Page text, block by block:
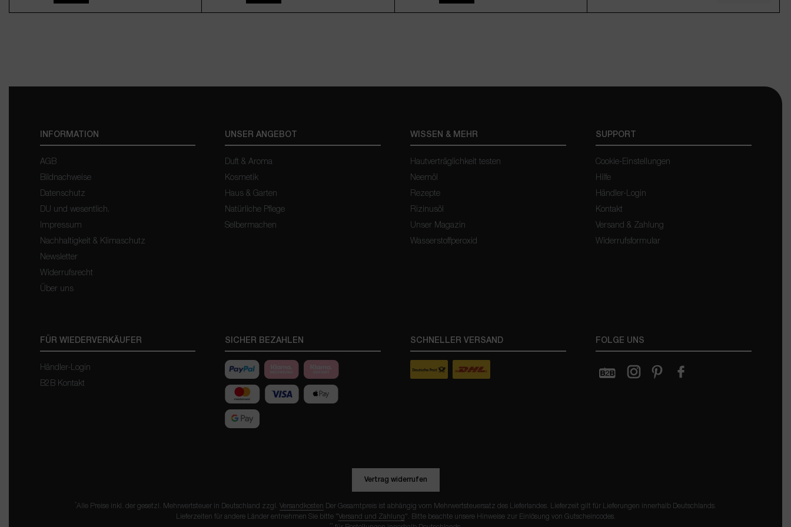
INFORMATION
AGB
Bildnachweise
Datenschutz
DU und wesentlich.
Impressum
Nachhaltigkeit & Klimaschutz
Newsletter
Widerrufsrecht
Über uns
UNSER ANGEBOT
Duft & Aroma
Kosmetik
Haus & Garten
Natürliche Pflege
Selbermachen
WISSEN & MEHR
Hautverträglichkeit testen
Neemöl
Rezepte
Rizinusöl
Unser Magazin
Wasserstoffperoxid
SUPPORT
Cookie-Einstellungen
Hilfe
Händler-Login
Kontakt
Versand & Zahlung
Widerrufsformular
FÜR WIEDERVERKÄUFER
Händler-Login
B2B Kontakt
SICHER BEZAHLEN SCHNELLER VERSAND FOLGE UNS
Vertrag widerrufen
*Alle Preise inkl. der gesetzl. Mehrwertsteuer in Deutschland zzgl. Versandkosten Der Gesamtpreis ist abhängig vom Mehrwertsteuersatz des Lieferlandes. Lieferzeit gilt für Lieferungen innerhalb Deutschlands.
Lieferzeiten für andere Länder entnehmen Sie bitte "Versand und Zahlung". Bitte beachte unsere Hinweise zur Einlösung von Gutscheincodes.
**